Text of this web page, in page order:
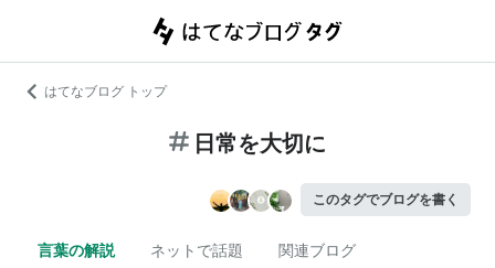
はてなブログ トップ
日常を大切に
このタグでブログを書く
言葉の解説 ネットで話題 関連ブログ